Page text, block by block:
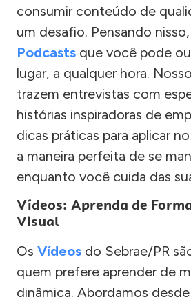
consumir conteúdo de
um desafio. Pensando
Podcasts que você pode
lugar, a qualquer hora.
trazem entrevistas com
histórias inspiradoras de
dicas práticas para aplicar
a maneira perfeita de se
enquanto você cuida das
Vídeos: Aprenda de
Visual
Os Vídeos do Sebrae/PR
quem prefere aprender de
dinâmica. Abordamos